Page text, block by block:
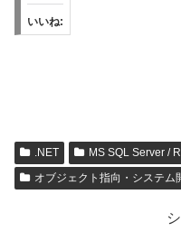
いいね:
.NET
MS SQL Server /
オブジェクト指向・システム